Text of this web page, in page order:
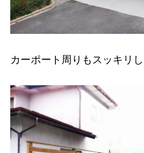
カーポート周りもスッキリし